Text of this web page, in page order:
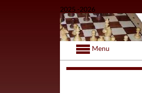
2025 -2026
Menu